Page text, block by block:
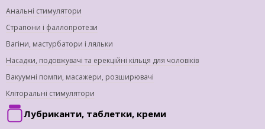
Анальні стимулятори
Страпони і фаллопротези
Вагіни, мастурбатори і ляльки
Насадки, подовжувачі та ерекційні кільця для чоловіків
Вакуумні помпи, масажери, розширювачі
Кліторальні стимулятори
Лубриканти, таблетки, креми